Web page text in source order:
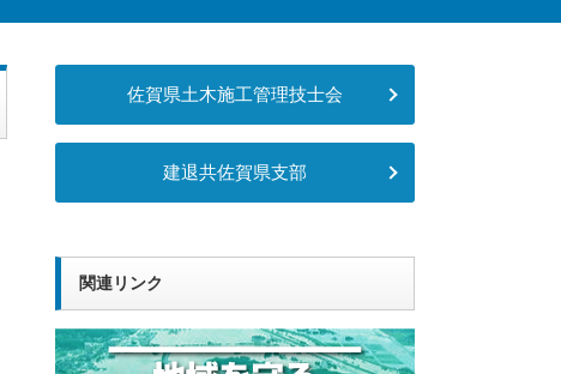
佐賀県土木施工管理技士会
建退共佐賀県支部
関連リンク